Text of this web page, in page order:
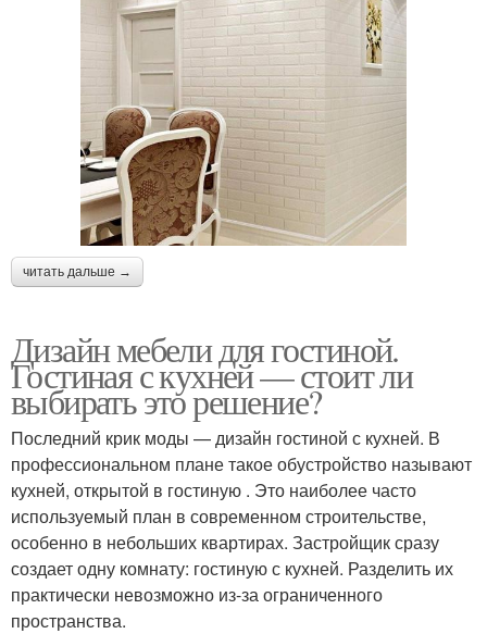
читать дальше →
Дизайн мебели для гостиной.
Гостиная с кухней — стоит ли
выбирать это решение?
Последний крик моды — дизайн гостиной с кухней. В
профессиональном плане такое обустройство называют
кухней, открытой в гостиную . Это наиболее часто
используемый план в современном строительстве,
особенно в небольших квартирах. Застройщик сразу
создает одну комнату: гостиную с кухней. Разделить их
практически невозможно из-за ограниченного
пространства.